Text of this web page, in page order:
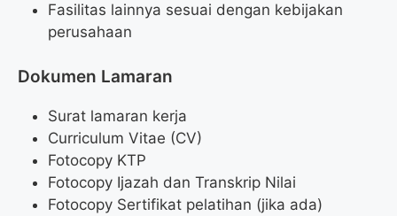
Fasilitas lainnya sesuai dengan kebijakan
perusahaan
Dokumen Lamaran
Surat lamaran kerja
Curriculum Vitae (CV)
Fotocopy KTP
Fotocopy Ijazah dan Transkrip Nilai
Fotocopy Sertifikat pelatihan (jika ada)